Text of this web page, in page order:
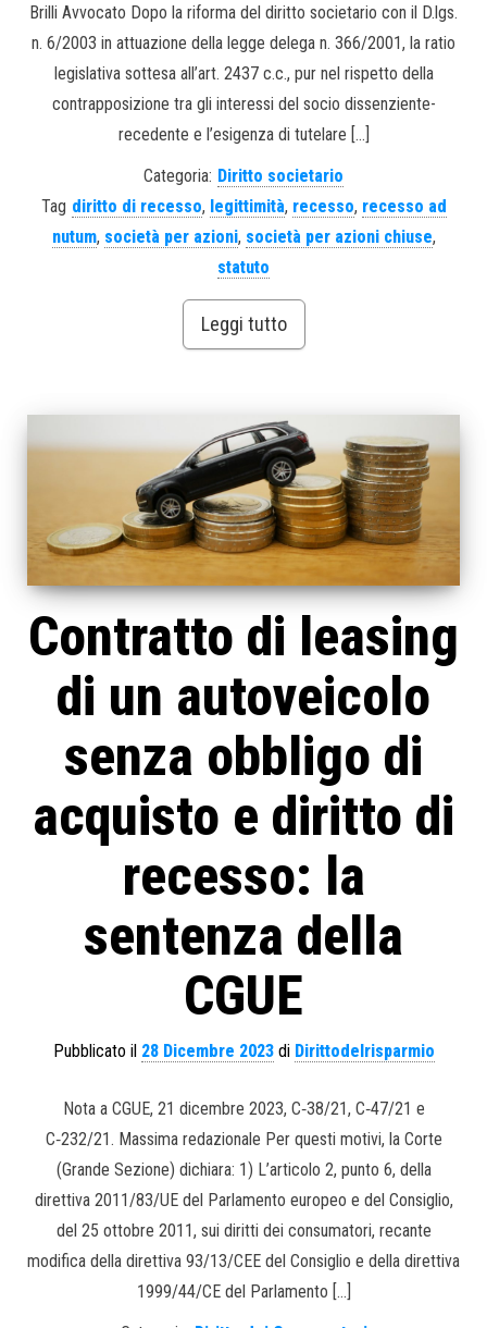
Brilli Avvocato Dopo la riforma del diritto societario con il D.lgs.
n. 6/2003 in attuazione della legge delega n. 366/2001, la ratio
legislativa sottesa all’art. 2437 c.c., pur nel rispetto della
contrapposizione tra gli interessi del socio dissenziente-
recedente e l’esigenza di tutelare […]
Categoria: Diritto societario
Tag diritto di recesso, legittimità, recesso, recesso ad
nutum, società per azioni, società per azioni chiuse,
statuto
Leggi tutto
Contratto di leasing
di un autoveicolo
senza obbligo di
acquisto e diritto di
recesso: la
sentenza della
CGUE
Pubblicato il 28 Dicembre 2023di Dirittodelrisparmio
Nota a CGUE, 21 dicembre 2023, C‑38/21, C‑47/21 e
C‑232/21. Massima redazionale Per questi motivi, la Corte
(Grande Sezione) dichiara: 1) L’articolo 2, punto 6, della
direttiva 2011/83/UE del Parlamento europeo e del Consiglio,
del 25 ottobre 2011, sui diritti dei consumatori, recante
modifica della direttiva 93/13/CEE del Consiglio e della direttiva
1999/44/CE del Parlamento […]